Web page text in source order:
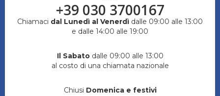
+39 030 3700167
Chiamaci dal Lunedì al Venerdì dalle 09:00 alle 13:00
e dalle 14:00 alle 19:00
Il Sabatodalle 09:00 alle 13:00
al costo di una chiamata nazionale
Chiusi Domenica e festivi